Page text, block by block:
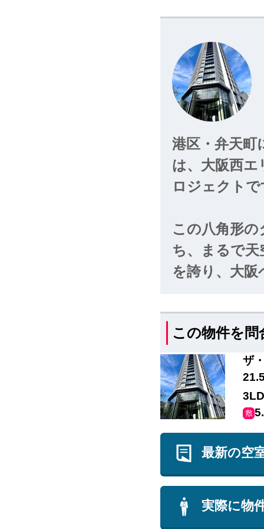
港区・弁天町
は、大阪西
ロジェクト
なるテーマ
躍動感ある名
しています。
この八角形
ち、まるで
を誇り、大
て、大阪の
この物件を問
ザ
敷
最新の空
実際に物